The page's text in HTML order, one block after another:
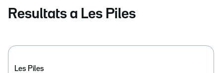
Resultats a Les Piles
Les Piles